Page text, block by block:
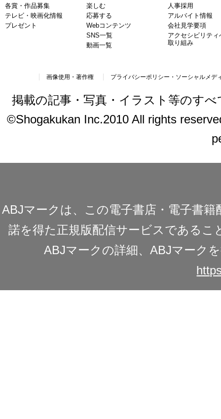
各賞・作品募集
テレビ・映画化情報
プレゼント
楽しむ
応募する
Webコンテンツ
SNS一覧
動画一覧
人事採用
アルバイト情報
会社見学要項
アクセシビリティ
取り組み
画像使用・著作権 プライバシーポリシー・ソーシャルメデ
掲載の記事・写真・イラスト等のす
©Shogakukan Inc.2010 All rights
ABJマークは、この電子書店・電子書
諾を得た正規版配信サービスであるこ
ABJマークの詳細、ABJマーク